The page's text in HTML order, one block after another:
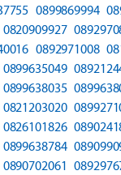
0899869994
0820909927
0892971008
0899635049
0899638035
0821203020
0826101826
0899638784
0890702061